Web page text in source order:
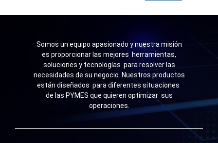
Somos un equipo apasionado y nuestra misión
es proporcionar las mejores herramientas,
soluciones y tecnologías para resolver las
necesidades de su negocio. Nuestros productos
están diseñados para diferentes situaciones
de las PYMES que quieren optimizar sus
operaciones.